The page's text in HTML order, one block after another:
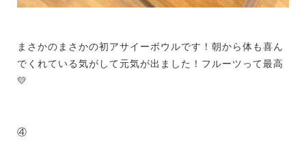
まさかのまさかの初アサイーボウルです！朝から体も喜ん
でくれている気がして元気が出ました！フルーツって最高
💛
④